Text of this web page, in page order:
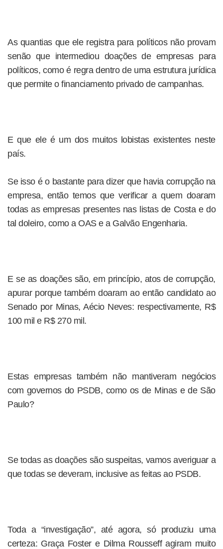
As quantias que ele registra para políticos não provam
senão que intermediou doações de empresas para
políticos, como é regra dentro de uma estrutura jurídica
que permite o financiamento privado de campanhas.
E que ele é um dos muitos lobistas existentes neste
país.
Se isso é o bastante para dizer que havia corrupção na
empresa, então temos que verificar a quem doaram
todas as empresas presentes nas listas de Costa e do
tal doleiro, como a OAS e a Galvão Engenharia.
E se as doações são, em princípio, atos de corrupção,
apurar porque também doaram ao então candidato ao
Senado por Minas, Aécio Neves: respectivamente, R$
100 mil e R$ 270 mil.
Estas empresas também não mantiveram negócios
com governos do PSDB, como os de Minas e de São
Paulo?
Se todas as doações são suspeitas, vamos averiguar a
que todas se deveram, inclusive as feitas ao PSDB.
Toda a “investigação”, até agora, só produziu uma
certeza: Graça Foster e Dilma Rousseff agiram muito